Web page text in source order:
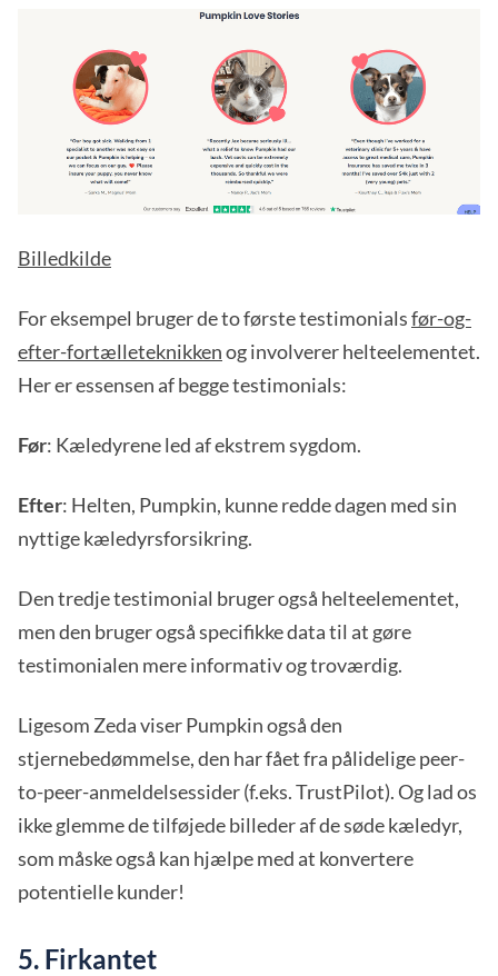
Billedkilde
For eksempel bruger de to første testimonialsfør-og-
efter-fortælleteknikkenog involverer helteelementet.
Her er essensen af begge testimonials:
Før: Kæledyrene led af ekstrem sygdom.
Efter: Helten, Pumpkin, kunne redde dagen med sin
nyttige kæledyrsforsikring.
Den tredje testimonial bruger også helteelementet,
men den bruger også specifikke data til at gøre
testimonialen mere informativ og troværdig.
Ligesom Zeda viser Pumpkin også den
stjernebedømmelse, den har fået fra pålidelige peer-
to-peer-anmeldelsessider (f.eks. TrustPilot). Og lad os
ikke glemme de tilføjede billeder af de søde kæledyr,
som måske også kan hjælpe med at konvertere
potentielle kunder!
5. Firkantet